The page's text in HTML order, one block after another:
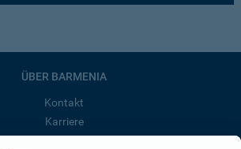
ÜBER BARMENIA
Kontakt
Karriere